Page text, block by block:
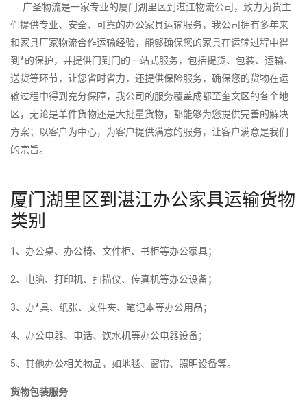
广圣物流是一家专业的厦门湖里区到湛江物流公司，致力为货主
们提供专业、安全、可靠的办公家具运输服务，我公司拥有多年来
和家具厂家物流合作运输经验，能够确保您的家具在运输过程中得
到*的保护，并提供门到门的一站式服务，包括提货、包装、运输、
送货等环节，让您省时省力，还提供保险服务，确保您的货物在运
输过程中得到充分保障，我公司的服务覆盖成都至奎文区的各个地
区，无论是单件货物还是大批量货物，都能够为您提供完善的解决
方案；以客户为中心，为客户提供满意的服务，让客户满意是我们
的宗旨。
厦门湖里区到湛江办公家具运输货物
类别
1、办公桌、办公椅、文件柜、书柜等办公家具；
2、电脑、打印机、扫描仪、传真机等办公设备；
3、办*具、纸张、文件夹、笔记本等办公用品；
4、办公电器、电话、饮水机等办公电器设备；
5、其他办公相关物品，如地毯、窗帘、照明设备等。
货物包装服务